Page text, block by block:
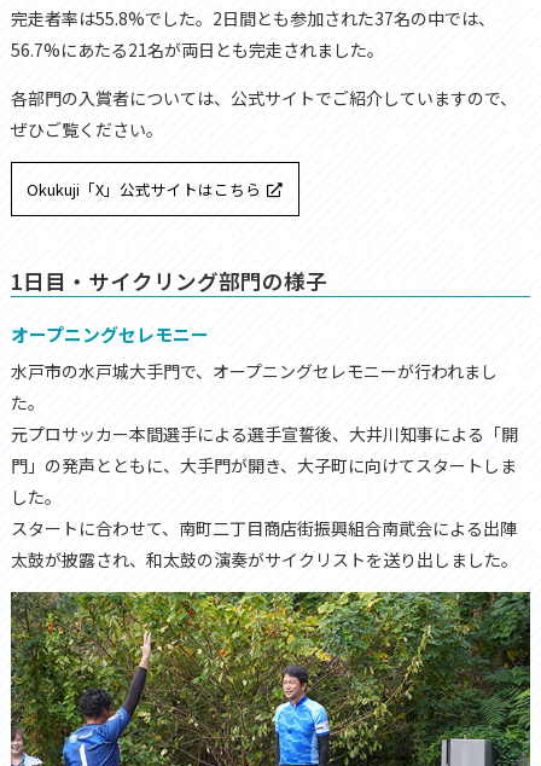
完走者率は55.8%でした。2日間とも参加された37名の中では、
56.7%にあたる21名が両日とも完走されました。
各部門の入賞者については、公式サイトでご紹介していますので、
ぜひご覧ください。
Okukuji「X」公式サイトはこちら
1日目・サイクリング部門の様子
オープニングセレモニー
水戸市の水戸城大手門で、オープニングセレモニーが行われまし
た。
元プロサッカー本間選手による選手宣誓後、大井川知事による「開
門」の発声とともに、 大手門が開き、大子町に向けてスタートしま
した。
スタートに合わせて、南町二丁目商店街振興組合南貮会による出陣
太鼓が披露され、 和太鼓の演奏がサイクリストを送り出しました。